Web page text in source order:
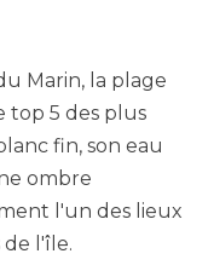
Marin, la plage
top 5 des plus
fin, son eau
ombre
l'un des lieux
de l'île.